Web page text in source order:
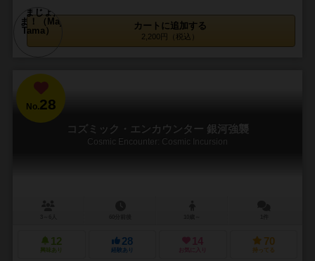
カートに追加する
2,200円（税込）
No.28
コズミック・エンカウンター 銀河強襲
Cosmic Encounter: Cosmic Incursion
12
興味あり
28
経験あり
14
お気に入り
70
持ってる